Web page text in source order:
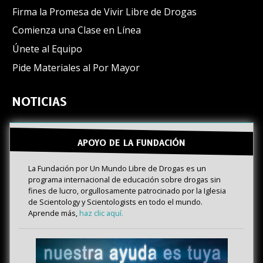
Firma la Promesa de Vivir Libre de Drogas
Comienza una Clase en Línea
Únete al Equipo
Pide Materiales al Por Mayor
NOTICIAS
APOYO DE LA FUNDACIÓN
La Fundación por Un Mundo Libre de Drogas es un
programa internacional de educación sobre drogas sin
fines de lucro, orgullosamente patrocinado por la Iglesia
de Scientology y Scientologists en todo el mundo.
Aprende más,haz clic aquí.